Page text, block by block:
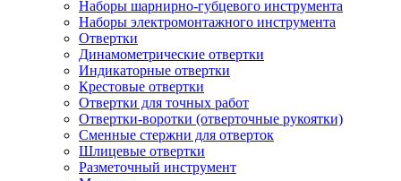
Наборы шарнирно-губцевого инструмента
Наборы электромонтажного инструмента
Отвертки
Динамометрические отвертки
Индикаторные отвертки
Крестовые отвертки
Отвертки для точных работ
Отвертки-воротки (отверточные рукоятки)
Сменные стержни для отверток
Шлицевые отвертки
Разметочный инструмент